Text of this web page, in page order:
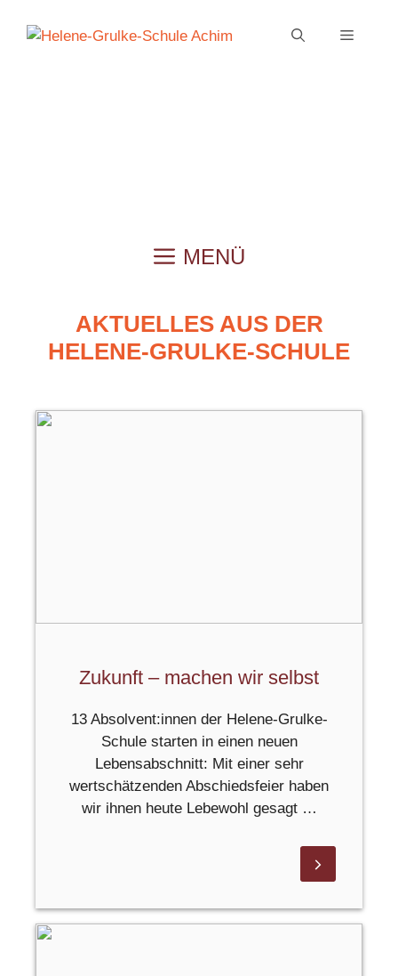
Inhalt
MENÜ
MENÜ
AKTUELLES AUS DER
HELENE-GRULKE-SCHULE
Zukunft – machen wir selbst
13 Absolvent:innen der Helene-Grulke-
Schule starten in einen neuen
Lebensabschnitt: Mit einer sehr
wertschätzenden Abschiedsfeier haben
wir ihnen heute Lebewohl gesagt …